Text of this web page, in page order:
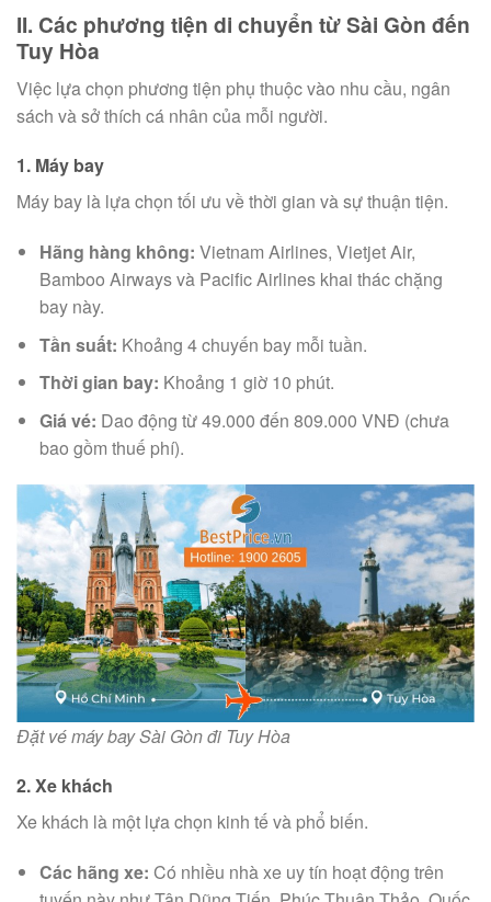
II. Các phương tiện di chuyển từ Sài Gòn đến
Tuy Hòa
Việc lựa chọn phương tiện phụ thuộc vào nhu cầu, ngân
sách và sở thích cá nhân của mỗi người.
1. Máy bay
Máy bay là lựa chọn tối ưu về thời gian và sự thuận tiện.
Hãng hàng không: Vietnam Airlines, Vietjet Air,
Bamboo Airways và Pacific Airlines khai thác chặng
bay này.
Tần suất: Khoảng 4 chuyến bay mỗi tuần.
Thời gian bay: Khoảng 1 giờ 10 phút.
Giá vé: Dao động từ 49.000 đến 809.000 VNĐ (chưa
bao gồm thuế phí).
Đặt vé máy bay Sài Gòn đi Tuy Hòa
2. Xe khách
Xe khách là một lựa chọn kinh tế và phổ biến.
Các hãng xe: Có nhiều nhà xe uy tín hoạt động trên